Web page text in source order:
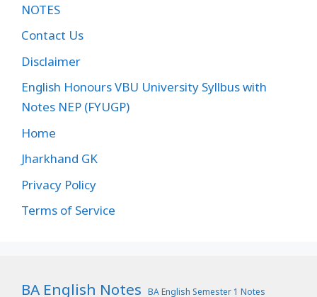
NOTES
Contact Us
Disclaimer
English Honours VBU University Syllbus with
Notes NEP (FYUGP)
Home
Jharkhand GK
Privacy Policy
Terms of Service
BA English Notes BA English Semester 1 Notes